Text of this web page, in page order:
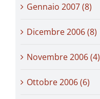
Gennaio 2007 (8)
Dicembre 2006 (8)
Novembre 2006 (4)
Ottobre 2006 (6)